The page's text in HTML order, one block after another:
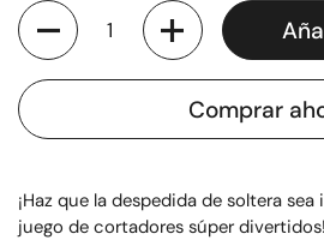
Cantidad
Comprar
¡Haz que la despedida de soltera
juego de cortadores súper divertidos!